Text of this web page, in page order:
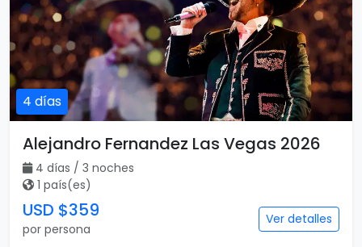
4 días
Alejandro Fernandez Las Vegas 2026
4 días / 3 noches
1 país(es)
USD $359
por persona
Ver detalles